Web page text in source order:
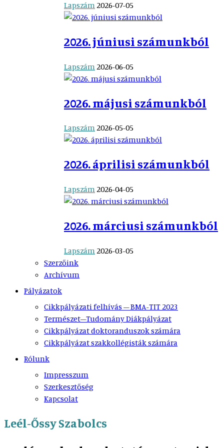
Lapszám 2026-07-05
2026. júniusi számunkból
Lapszám 2026-06-05
2026. májusi számunkból
Lapszám2026-05-05
2026. áprilisi számunkból
Lapszám2026-04-05
2026. márciusi számunkból
Lapszám2026-03-05
Szerzőink
Archívum
Pályázatok
Cikkpályázati felhívás – BMA-TIT 2023
Természet–Tudomány Diákpályázat
Cikkpályázat doktoranduszok számára
Cikkpályázat szakkollégisták számára
Rólunk
Impresszum
Szerkesztőség
Kapcsolat
Leél-Őssy Szabolcs